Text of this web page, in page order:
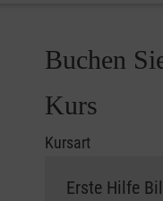
Buchen
Kurs
Kursart